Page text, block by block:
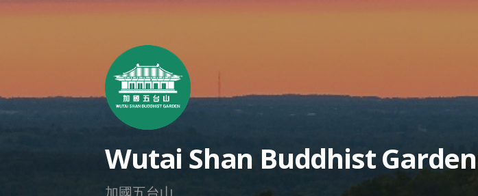
Wutai Shan Buddhist Garden